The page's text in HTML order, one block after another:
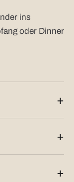
ins
oder Dinner